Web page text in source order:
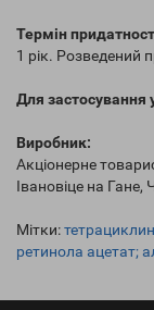
Термін
1 рік. Розведений
Для застосування
Виробник:
Акціонерне
Івановіце на Гане,
Мітки:
ретинола ацетат;